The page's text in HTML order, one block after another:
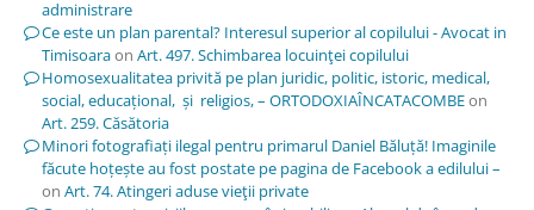
administrare
Ce este un plan parental? Interesul superior al copilului - Avocat in
Timisoaraon Art. 497. Schimbarea locuinţei copilului
Homosexualitatea privită pe plan juridic, politic, istoric, medical,
social, educațional, și religios, – ORTODOXIAÎNCATACOMBEon
Art. 259. Căsătoria
Minori fotografiați ilegal pentru primarul Daniel Băluță! Imaginile
făcute hoțește au fost postate pe pagina de Facebook a edilului –
on Art. 74. Atingeri aduse vieţii private